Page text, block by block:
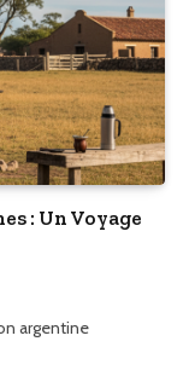
: Un Voyage
argentine